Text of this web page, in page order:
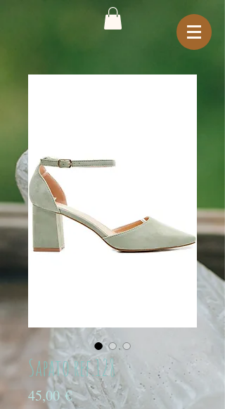
Sapato ref.128
45,00 €Preço